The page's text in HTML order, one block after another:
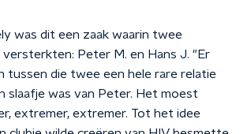
was dit een zaak waarin twee
versterkten: Peter M. en Hans J. "Er
tussen die twee een hele rare relatie
slaafje was van Peter. Het moest
extremer, extremer. Tot het idee